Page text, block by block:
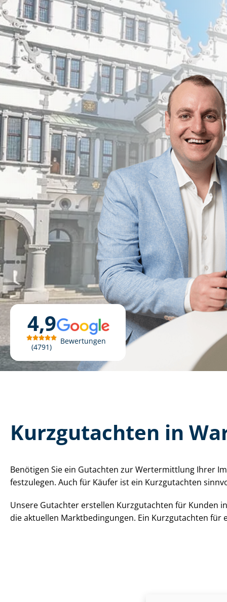
4,9
4791
Bewertungen
Kurzgutachten in
Benötigen Sie ein Gutachten zur Wertermittlung Ihrer
festzulegen. Auch für Käufer ist ein Kurzgutachten
Unsere Gutachter erstellen Kurzgutachten für Kunden
die aktuellen Markt­be­din­gun­gen. Ein Kurzgutachten